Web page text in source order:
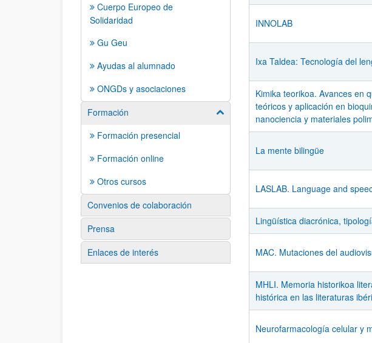
Cuerpo Europeo de
Solidaridad
Gu Geu
Ayudas al alumnado
ONGDs y asociaciones
Formación
Mostrar/ocultar subpáginas
Formación presencial
Formación online
Otros cursos
Convenios de colaboración
Prensa
Enlaces de interés
INNOLAB
Ixa Taldea: Tecnología del
Kimika teorikoa. Avances en
teóricos y aplicación en
nanociencia y materiales
La mente bilingüe
LASLAB. Language and
Lingüística diacrónica,
MAC. Mutaciones del
MHLI. Memoria historikoa
histórica en las literaturas
Neurofarmacología celular y